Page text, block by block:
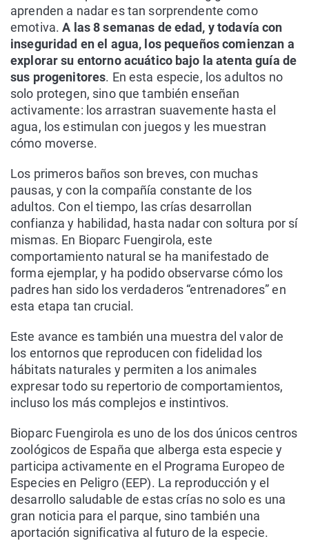
aprenden a nadar es tan sorprendente como
emotiva.A las 8 semanas de edad, y todavía con
inseguridad en el agua, los pequeños comienzan a
explorar su entorno acuático bajo la atenta guía de
sus progenitores. En esta especie, los adultos no
solo protegen, sino que también enseñan
activamente: los arrastran suavemente hasta el
agua, los estimulan con juegos y les muestran
cómo moverse.
Los primeros baños son breves, con muchas
pausas, y con la compañía constante de los
adultos. Con el tiempo, las crías desarrollan
confianza y habilidad, hasta nadar con soltura por sí
mismas. En Bioparc Fuengirola, este
comportamiento natural se ha manifestado de
forma ejemplar, y ha podido observarse cómo los
padres han sido los verdaderos “entrenadores” en
esta etapa tan crucial.
Este avance es también una muestra del valor de
los entornos que reproducen con fidelidad los
hábitats naturales y permiten a los animales
expresar todo su repertorio de comportamientos,
incluso los más complejos e instintivos.
Bioparc Fuengirola es uno de los dos únicos centros
zoológicos de España que alberga esta especie y
participa activamente en el Programa Europeo de
Especies en Peligro (EEP). La reproducción y el
desarrollo saludable de estas crías no solo es una
gran noticia para el parque, sino también una
aportación significativa al futuro de la especie.